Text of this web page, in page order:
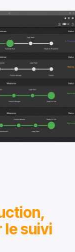
le suivi